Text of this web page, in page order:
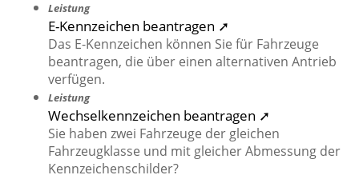
Leistung
E-Kennzeichen beantragen ➚
Das E-Kennzeichen können Sie für Fahrzeuge
beantragen, die über einen alternativen Antrieb
verfügen.
Leistung
Wechselkennzeichen beantragen ➚
Sie haben zwei Fahrzeuge der gleichen
Fahrzeugklasse und mit gleicher Abmessung der
Kennzeichenschilder?